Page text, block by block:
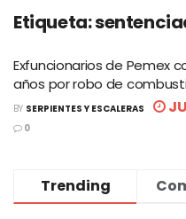
Etiqueta:
Exfuncionarios de Pemex
años por robo de
BY SERPIENTES Y ESCALERAS
0
Trending